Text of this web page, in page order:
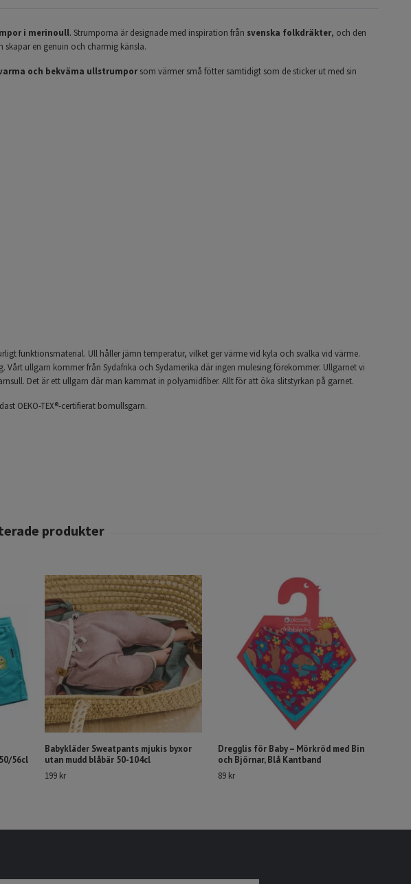
i merinoull. Strumporna är designade med inspiration från svenska folkdräkter, och den
skapar en genuin och charmig känsla.
och bekväma ullstrumpor som värmer små fötter samtidigt som de sticker ut med sin
funktionsmaterial. Ull håller jämn temperatur, vilket ger värme vid kyla och svalka vid värme.
ullgarn kommer från Sydafrika och Sydamerika där ingen mulesing förekommer. Ullgarnet vi
Det är ett ullgarn där man kammat in polyamidfiber. Allt för att öka slitstyrkan på garnet.
OEKO-TEX®-certifierat bomullsgarn.
56cl
Babykläder Sweatpants mjukis byxor
utan mudd blåbär 50-104cl
199 kr
Dregglis för Baby – Mörkröd med Bin
och Björnar, Blå Kantband
89 kr